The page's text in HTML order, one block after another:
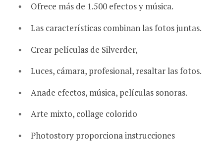
Ofrece más de 1.500 efectos y música.
Las características combinan las fotos juntas.
Crear películas de Silverder,
Luces, cámara, profesional, resaltar las fotos.
Añade efectos, música, películas sonoras.
Arte mixto, collage colorido
Photostory proporciona instrucciones